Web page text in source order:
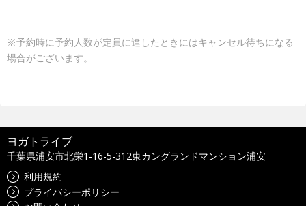
※予約時に予約人数が定員に達したときにはキャンセル待ちになる
場合がございます。
ヨガトライブ
千葉県浦安市北栄1-16-5-312東カングランドマンション浦安
利用規約
プライバシーポリシー